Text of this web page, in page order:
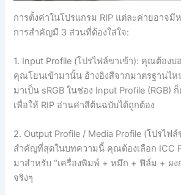
การตั้งค่าในโปรแกรม RIP แต่ละค่ายอาจ
การสำคัญมี 3 ส่วนที่ต้องใส่ใจ:
1. Input Profile (โปรไฟล์ขาเข้า): คุณต้องบ
คุณโยนเข้ามานั้น อ้างอิงสีจากมาตรฐานไ
มาเป็น sRGB ในช่อง Input Profile (RGB)
เพื่อให้ RIP อ่านค่าสีต้นฉบับได้ถูกต้อง
2. Output Profile / Media Profile (โปรไฟ
สำคัญที่สุดในบทความนี้ คุณต้องเลือก ICC
มาสำหรับ “เครื่องพิมพ์ + หมึก + ฟิล์ม + ผ
จริงๆ